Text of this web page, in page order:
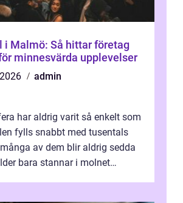
i Malmö: Så hittar företag
minnesvärda upplevelser
admin
har aldrig varit så enkelt som
fylls snabbt med tusentals
av dem blir aldrig sedda
bara stannar i molnet